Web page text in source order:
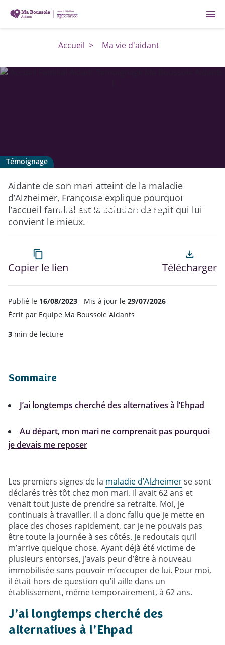
menu
Accueil > Ma vie d'aidant
comme un départ en vacances et
moi je peux souffler"
Témoignage
Aidante de son mari atteint de la maladie
d’Alzheimer, Françoise explique pourquoi
l’accueil familial est la solution de répit qui lui
convient le mieux.
content_copy
Copier le lien
file_download
Télécharger
Publié le 16/08/2023 - Mis à jour le 29/07/2026
Écrit par Equipe Ma Boussole Aidants
3 min de lecture
Sommaire
J’ai longtemps cherché des alternatives à l’Ehpad
Au départ, mon mari ne comprenait pas pourquoi
je devais me reposer
Les premiers signes de la maladie d’Alzheimerse sont
déclarés très tôt chez mon mari. Il avait 62 ans et
venait tout juste de prendre sa retraite. Moi, je
continuais à travailler. Il a donc fallu que je mette en
place des choses rapidement, car je ne pouvais pas
être toute la journée à ses côtés. Je redoutais qu’il
m’arrive quelque chose. Ayant déjà été victime de
plusieurs entorses, j’avais peur d’être à nouveau
immobilisée sans pouvoir m’occuper de lui. Pour moi,
il était hors de question qu’il aille dans un
établissement, même temporairement, à 62 ans.
J’ai longtemps cherché des
alternatives à l’Ehpad